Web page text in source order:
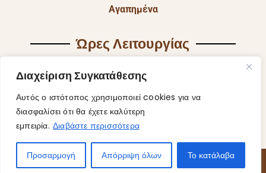
Διαχείριση Συγκατάθεσης
Αυτός ο ιστότοπος χρησιμοποιεί cookies για να
διασφαλίσει ότι θα έχετε καλύτερη
εμπειρία. Διαβάστε περισσότερα
Προσαρμογή Απόρριψη όλων Το κατάλαβα
Αγαπημένα
Ώρες Λειτουργίας
Δευ & Τετ & Σαβ: 9:00 – 15:00
Πεμ: 9:00-18:00
Κυρ: Κλειστά
© 2025 Fantasy Of Shiny | Κατασκευή Ιστοσελίδας ByYourSite